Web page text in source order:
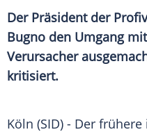
Der Präsident der
Bugno den Umgang
Verursacher
kritisiert.
Köln (SID) - Der